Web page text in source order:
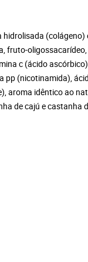
c (ácido
(nicotinamida),
aroma idêntico ao
de cajú e castanha